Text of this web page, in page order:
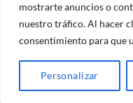
mostrarte anuncios o
nuestro tráfico. Al hacer
consentimiento para que
Personalizar
Visa
Copyright 2026 ©Mando